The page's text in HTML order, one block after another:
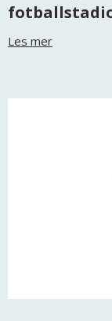
Les mer